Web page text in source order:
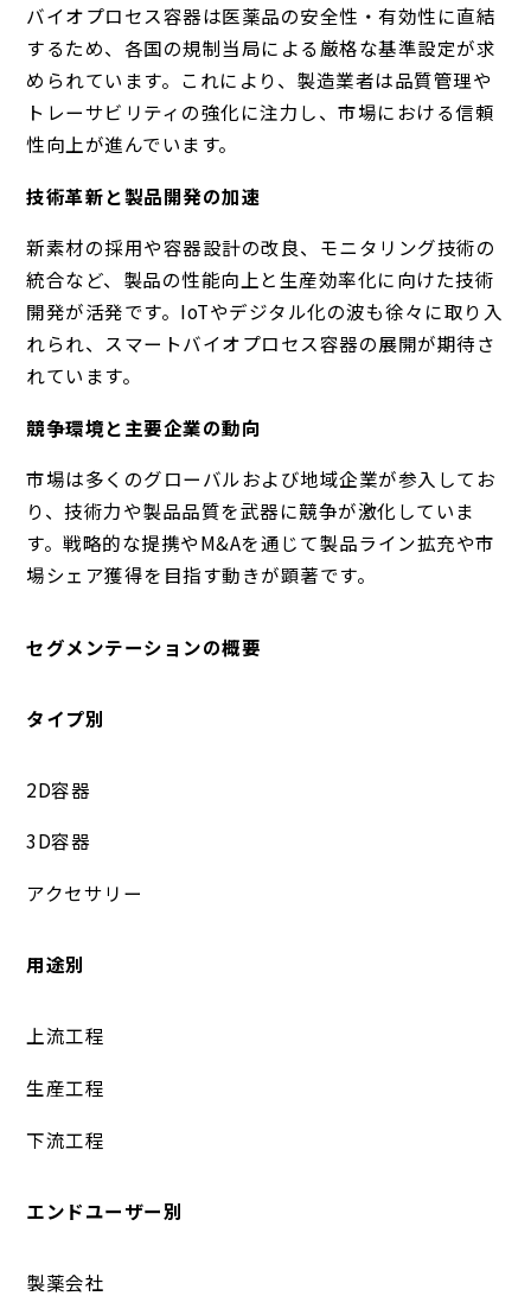
バイオプロセス容器は医薬品の安全性・有効性に直結
するため、各国の規制当局による厳格な基準設定が求
められています。これにより、製造業者は品質管理や
トレーサビリティの強化に注力し、市場における信頼
性向上が進んでいます。
技術革新と製品開発の加速
新素材の採用や容器設計の改良、モニタリング技術の
統合など、製品の性能向上と生産効率化に向けた技術
開発が活発です。IoTやデジタル化の波も徐々に取り入
れられ、スマートバイオプロセス容器の展開が期待さ
れています。
競争環境と主要企業の動向
市場は多くのグローバルおよび地域企業が参入してお
り、技術力や製品品質を武器に競争が激化していま
す。戦略的な提携やM&Aを通じて製品ライン拡充や市
場シェア獲得を目指す動きが顕著です。
セグメンテーションの概要
タイプ別
2D容器
3D容器
アクセサリー
用途別
上流工程
生産工程
下流工程
エンドユーザー別
製薬会社